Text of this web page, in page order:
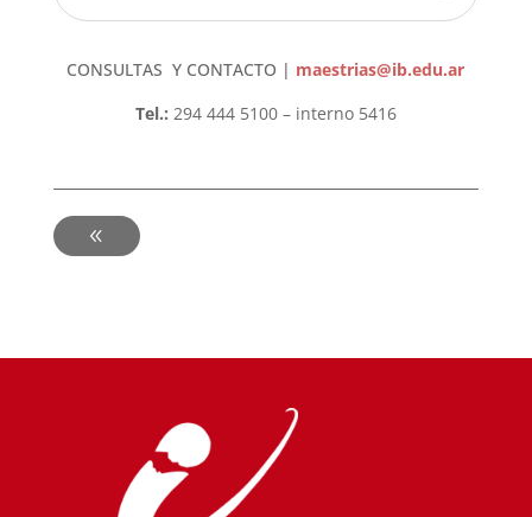
CONSULTAS Y CONTACTO | maestrias@ib.edu.ar
Tel.: 294 444 5100 – interno 5416